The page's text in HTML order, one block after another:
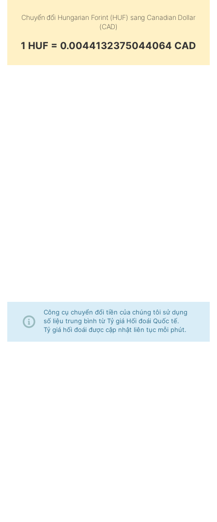
Chuyển đổi Hungarian Forint (HUF) sang Canadian Dollar
(CAD)
1 HUF = 0.0044132375044064 CAD
Công cụ chuyển đổi tiền của chúng tôi sử dụng
số liệu trung bình từ Tỷ giá Hối đoái Quốc tế.
Tỷ giá hối đoái được cập nhật liên tục mỗi phút.